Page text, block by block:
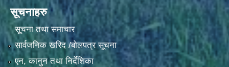
सूचनाहरु
सूचना तथा समाचार
सार्वजनिक खरिद /बोलपत्र सूचना
एन, कानुन तथा निर्देशिका